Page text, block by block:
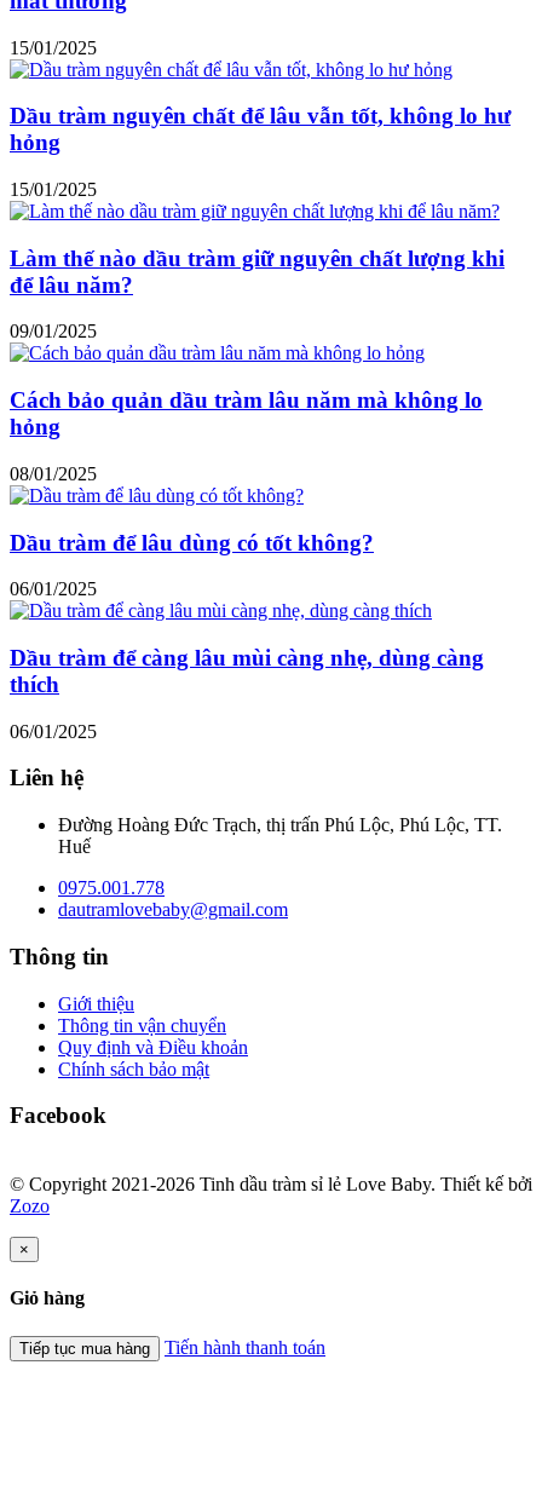
15/01/2025
Dầu tràm nguyên chất để lâu vẫn tốt, không lo hư
hỏng
15/01/2025
Làm thế nào dầu tràm giữ nguyên chất lượng khi
để lâu năm?
09/01/2025
Cách bảo quản dầu tràm lâu năm mà không lo
hỏng
08/01/2025
Dầu tràm để lâu dùng có tốt không?
06/01/2025
Dầu tràm để càng lâu mùi càng nhẹ, dùng càng
thích
06/01/2025
Liên hệ
Đường Hoàng Đức Trạch, thị trấn Phú Lộc, Phú Lộc, TT.
Huế
0975.001.778
dautramlovebaby@gmail.com
Thông tin
Giới thiệu
Thông tin vận chuyển
Quy định và Điều khoản
Chính sách bảo mật
Facebook
© Copyright 2021-2026 Tinh dầu tràm sỉ lẻ Love Baby. Thiết kế bởi
Zozo
×
Giỏ hàng
Tiếp tục mua hàng Tiến hành thanh toán